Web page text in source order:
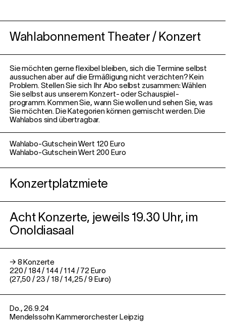
Wahlabonnement Theater / Konzert
Sie möchten gerne flexibel bleiben, sich die Termine selbst
aussuchen aber auf die Ermäßigung nicht verzichten? Kein
Problem. Stellen Sie sich Ihr Abo selbst zusammen: Wählen
Sie selbst aus unserem Konzert- oder Schauspiel-
programm. Kommen Sie, wann Sie wollen und sehen Sie, was
Sie möchten. Die Kategorien können gemischt werden. Die
Wahlabos sind übertragbar.
Wahlabo-Gutschein Wert 120 Euro
Wahlabo-Gutschein Wert 200 Euro
Konzertplatzmiete
Acht Konzerte, jeweils 19.30 Uhr, im
Onoldiasaal
→ 8 Konzerte
220 / 184 / 144 / 114 / 72 Euro
(27,50 / 23 / 18 / 14,25 / 9 Euro)
Do., 26.9.24
Mendelssohn Kammerorchester Leipzig